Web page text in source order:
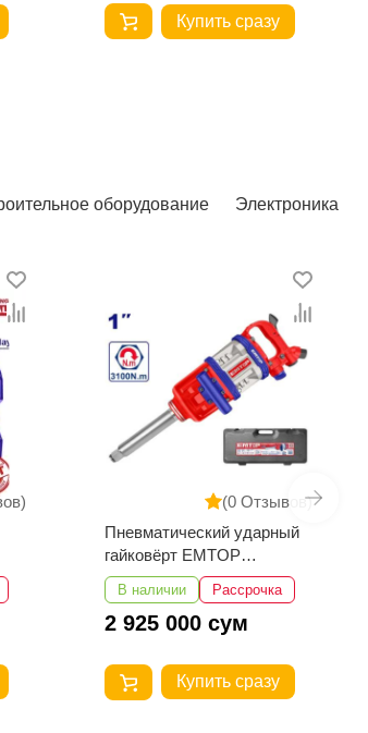
оборудование Электроника
(0 Отзывов)
Сверлильный станок
EMTOP EDPS01301
В наличии Рассрочка
1 312 500 сум
Купить сразу